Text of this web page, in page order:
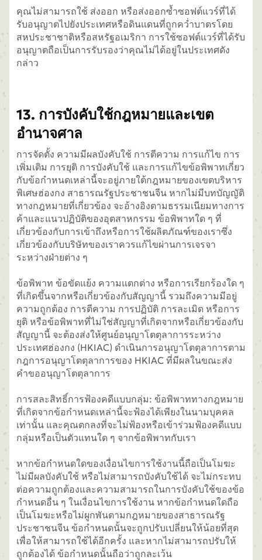
คุณไม่สามารถใช้ ส่งออก หรือส่งออกซ้ำซอฟต์แวร์ที่ได้
รับอนุญาตไปยังประเทศหรือดินแดนที่ถูกคว่ำบาตรโดย
สหประชาชาติหรือสหรัฐอเมริกา การใช้ซอฟต์แวร์ที่ได้รับ
อนุญาตถือเป็นการรับรองว่าคุณไม่ได้อยู่ในประเทศดัง
กล่าว
13. การบังคับใช้กฎหมายและเขต
อำนาจศาล
การจัดตั้ง ความมีผลบังคับใช้ การตีความ การแก้ไข การ
เพิ่มเติม การยุติ การบังคับใช้ และการแก้ไขข้อพิพาทเกี่ยว
กับข้อกำหนดเหล่านี้จะอยู่ภายใต้กฎหมายของเขตบริหาร
พิเศษฮ่องกง สาธารณรัฐประชาชนจีน หากไม่มีบทบัญญัติ
ทางกฎหมายที่เกี่ยวข้อง จะอ้างอิงตามธรรมเนียมทางการ
ค้าและแนวปฏิบัติของอุตสาหกรรม ข้อพิพาทใด ๆ ที่
เกี่ยวข้องกับการเข้าถึงหรือการใช้ผลิตภัณฑ์ของเราซึ่ง
เกี่ยวข้องกับบริษัทของเราควรแก้ไขผ่านการเจรจา
ระหว่างฝ่ายต่าง ๆ
ข้อพิพาท ข้อขัดแย้ง ความแตกต่าง หรือการเรียกร้องใด ๆ
ที่เกิดขึ้นจากหรือเกี่ยวข้องกับสัญญานี้ รวมถึงความมีอยู่
ความถูกต้อง การตีความ การปฏิบัติ การละเมิด หรือการ
ยุติ หรือข้อพิพาทที่ไม่ใช่สัญญาที่เกิดจากหรือเกี่ยวข้องกับ
สัญญานี้ จะต้องส่งให้ศูนย์อนุญาโตตุลาการระหว่าง
ประเทศฮ่องกง (HKIAC) ดำเนินการอนุญาโตตุลาการตาม
กฎการอนุญาโตตุลาการของ HKIAC ที่มีผลในขณะส่ง
คำขออนุญาโตตุลาการ
การสละสิทธิ์การฟ้องคดีแบบกลุ่ม: ข้อพิพาททางกฎหมาย
ที่เกิดจากข้อกำหนดเหล่านี้จะฟ้องได้เพียงในนามบุคคล
เท่านั้น และคุณตกลงที่จะไม่ฟ้องหรือเข้าร่วมฟ้องคดีแบบ
กลุ่มหรือเป็นตัวแทนใด ๆ จากข้อพิพาทกับเรา
หากข้อกำหนดใดของเงื่อนไขการใช้งานนี้ถือเป็นโมฆะ
ไม่มีผลบังคับใช้ หรือไม่สามารถบังคับใช้ได้ จะไม่กระทบ
ต่อความถูกต้องและความสามารถในการบังคับใช้ของข้อ
กำหนดอื่น ๆ ในเงื่อนไขการใช้งาน หากข้อกำหนดใดถือ
เป็นโมฆะหรือไม่ผูกพันตามกฎหมายของสาธารณรัฐ
ประชาชนจีน ข้อกำหนดนั้นจะถูกปรับเปลี่ยนให้น้อยที่สุด
เพื่อให้สามารถใช้ได้อีกครั้ง และหากไม่สามารถปรับให้
ถูกต้องได้ ข้อกำหนดนั้นถือว่าถูกละเว้น